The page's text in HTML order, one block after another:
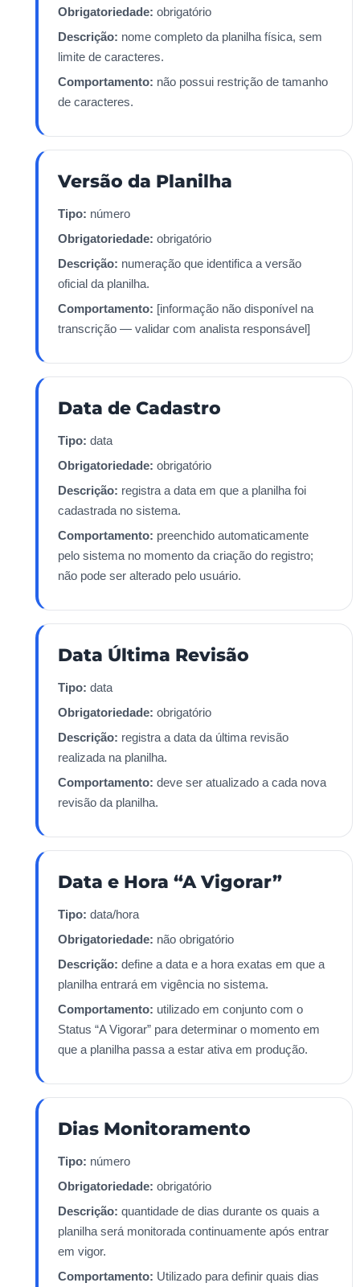
Obrigatoriedade: obrigatório
Descrição: nome completo da planilha física, sem
limite de caracteres.
Comportamento: não possui restrição de tamanho
de caracteres.
Versão da Planilha
Tipo: número
Obrigatoriedade: obrigatório
Descrição: numeração que identifica a versão
oficial da planilha.
Comportamento: [informação não disponível na
transcrição — validar com analista responsável]
Data de Cadastro
Tipo: data
Obrigatoriedade: obrigatório
Descrição: registra a data em que a planilha foi
cadastrada no sistema.
Comportamento: preenchido automaticamente
pelo sistema no momento da criação do registro;
não pode ser alterado pelo usuário.
Data Última Revisão
Tipo: data
Obrigatoriedade: obrigatório
Descrição: registra a data da última revisão
realizada na planilha.
Comportamento: deve ser atualizado a cada nova
revisão da planilha.
Data e Hora “A Vigorar”
Tipo: data/hora
Obrigatoriedade: não obrigatório
Descrição: define a data e a hora exatas em que a
planilha entrará em vigência no sistema.
Comportamento: utilizado em conjunto com o
Status “A Vigorar” para determinar o momento em
que a planilha passa a estar ativa em produção.
Dias Monitoramento
Tipo: número
Obrigatoriedade: obrigatório
Descrição: quantidade de dias durante os quais a
planilha será monitorada continuamente após entrar
em vigor.
Comportamento: Utilizado para definir quais dias